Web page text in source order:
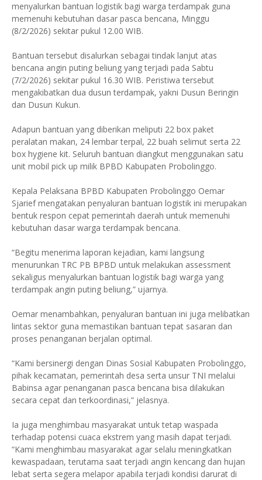
menyalurkan bantuan logistik bagi warga terdampak guna
memenuhi kebutuhan dasar pasca bencana, Minggu
(8/2/2026) sekitar pukul 12.00 WIB.
Bantuan tersebut disalurkan sebagai tindak lanjut atas
bencana angin puting beliung yang terjadi pada Sabtu
(7/2/2026) sekitar pukul 16.30 WIB. Peristiwa tersebut
mengakibatkan dua dusun terdampak, yakni Dusun Beringin
dan Dusun Kukun.
Adapun bantuan yang diberikan meliputi 22 box paket
peralatan makan, 24 lembar terpal, 22 buah selimut serta 22
box hygiene kit. Seluruh bantuan diangkut menggunakan satu
unit mobil pick up milik BPBD Kabupaten Probolinggo.
Kepala Pelaksana BPBD Kabupaten Probolinggo Oemar
Sjarief mengatakan penyaluran bantuan logistik ini merupakan
bentuk respon cepat pemerintah daerah untuk memenuhi
kebutuhan dasar warga terdampak bencana.
“Begitu menerima laporan kejadian, kami langsung
menurunkan TRC PB BPBD untuk melakukan assessment
sekaligus menyalurkan bantuan logistik bagi warga yang
terdampak angin puting beliung,” ujarnya.
Oemar menambahkan, penyaluran bantuan ini juga melibatkan
lintas sektor guna memastikan bantuan tepat sasaran dan
proses penanganan berjalan optimal.
“Kami bersinergi dengan Dinas Sosial Kabupaten Probolinggo,
pihak kecamatan, pemerintah desa serta unsur TNI melalui
Babinsa agar penanganan pasca bencana bisa dilakukan
secara cepat dan terkoordinasi,” jelasnya.
Ia juga menghimbau masyarakat untuk tetap waspada
terhadap potensi cuaca ekstrem yang masih dapat terjadi.
“Kami menghimbau masyarakat agar selalu meningkatkan
kewaspadaan, terutama saat terjadi angin kencang dan hujan
lebat serta segera melapor apabila terjadi kondisi darurat di